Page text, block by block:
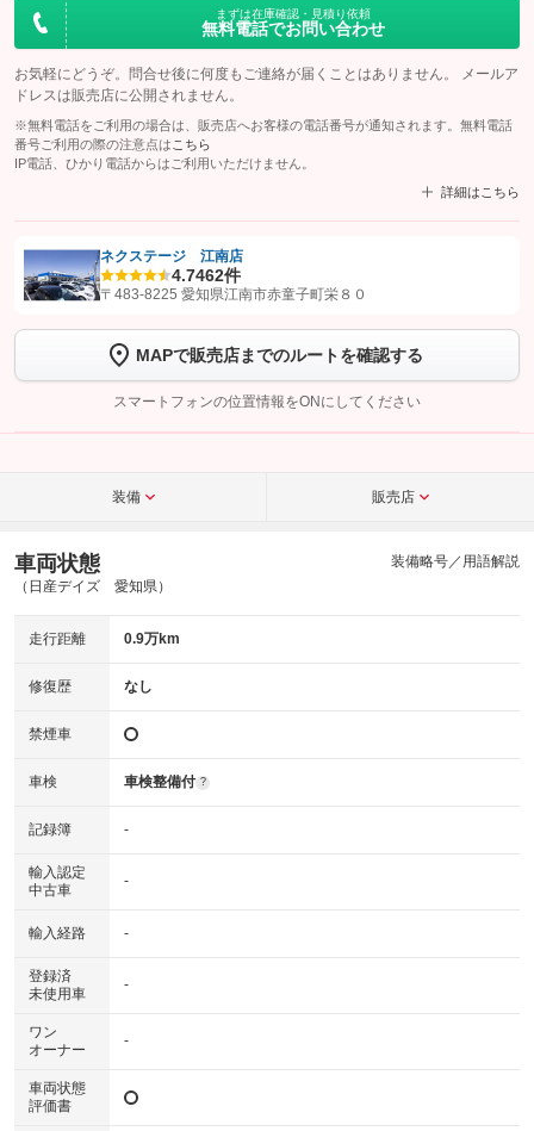
まずは在庫確認・見積り依頼
無料電話でお問い合わせ
お気軽にどうぞ。問合せ後に何度もご連絡が届くことはありません。 メールア
ドレスは販売店に公開されません。
※無料電話をご利用の場合は、販売店へお客様の電話番号が通知されます。無料電話
番号ご利用の際の注意点は こちら
IP電話、ひかり電話からはご利用いただけません。
詳細はこちら
【STEP1】認証画面でグーネットを友だち追加してから「許可する」ボタンを押
トーク画面で
ボタンをタップして問い合わせを
完了してください。
こちら
ネクステージ 江南店
4.7462件
〒483-8225 愛知県江南市赤童子町栄８０
MAPで販売店までのルートを確認する
スマートフォンの位置情報をONにしてください
装備 販売店
車両状態
（日産デイズ 愛知県）
装備略号／用語解説
走行距離 0.9万km
修復歴 なし
禁煙車
車検 車検整備付 ?
記録簿 -
輸入認定
中古車
-
輸入経路 -
登録済
未使用車
-
ワン
オーナー
-
車両状態
評価書